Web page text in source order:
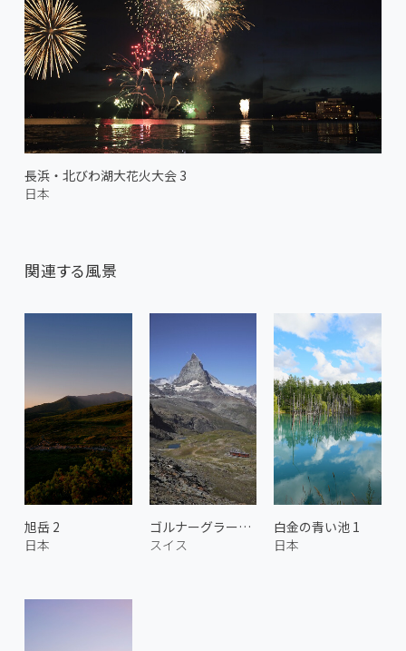
長浜・北びわ湖大花火大会 3
日本
関連する風景
旭岳 2
日本
ゴルナーグラート鉄道 4
スイス
白金の青い池 1
日本